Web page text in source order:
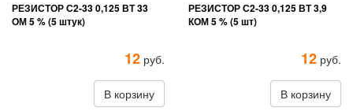
РЕЗИСТОР С2-33 0,125 ВТ 33
ОМ 5 % (5 штук)
12 руб.
В корзину
РЕЗИСТОР С2-33 0,125 ВТ 3,9
КОМ 5 % (5 шт)
12 руб.
В корзину